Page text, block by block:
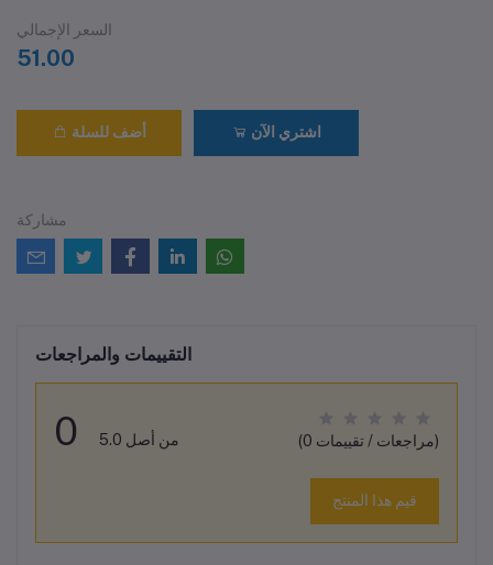
السعر الإجمالي
51.00
أضف للسلة اشتري الآن
مشاركة
التقييمات والمراجعات
0 من أصل 5.0 (0 مراجعات / تقييمات)
قيم هذا المنتج